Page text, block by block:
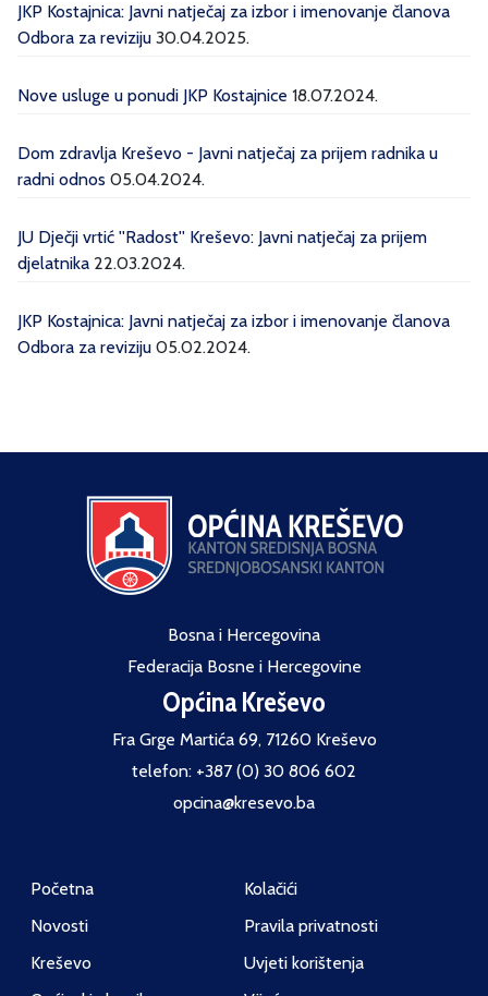
JKP Kostajnica: Javni natječaj za izbor i imenovanje članova
Odbora za reviziju 30.04.2025.
Nove usluge u ponudi JKP Kostajnice 18.07.2024.
Dom zdravlja Kreševo - Javni natječaj za prijem radnika u
radni odnos 05.04.2024.
JU Dječji vrtić ''Radost'' Kreševo: Javni natječaj za prijem
djelatnika 22.03.2024.
JKP Kostajnica: Javni natječaj za izbor i imenovanje članova
Odbora za reviziju 05.02.2024.
Bosna i Hercegovina
Federacija Bosne i Hercegovine
Općina Kreševo
Fra Grge Martića 69, 71260 Kreševo
telefon: +387 (0) 30 806 602
opcina@kresevo.ba
Početna
Novosti
Kreševo
Kolačići
Pravila privatnosti
Uvjeti korištenja